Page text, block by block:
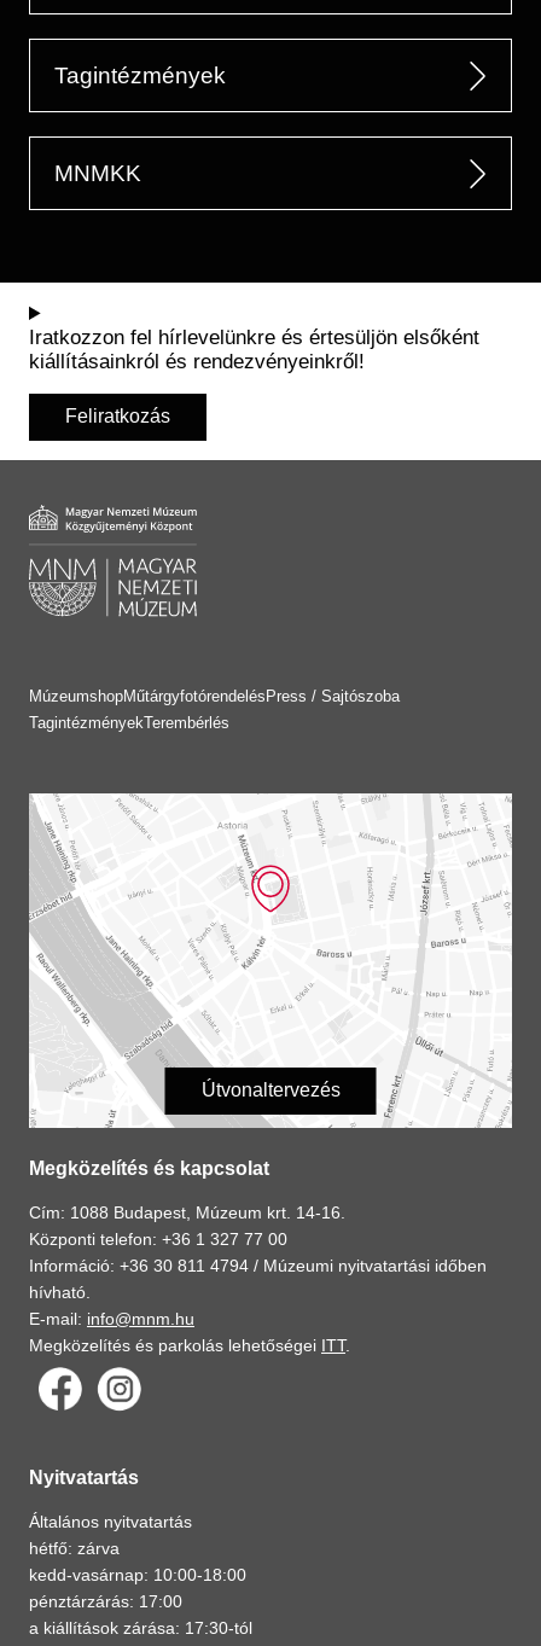
Tagintézmények
MNMKK
Iratkozzon fel hírlevelünkre és értesüljön elsőként
kiállításainkról és rendezvényeinkről!
Feliratkozás
MúzeumshopMűtárgyfotórendelés Press / Sajtószoba
TagintézményekTerembérlés
Útvonaltervezés
Megközelítés és kapcsolat
Cím: 1088 Budapest, Múzeum krt. 14-16.
Központi telefon: +36 1 327 77 00
Információ: +36 30 811 4794 / Múzeumi nyitvatartási időben
hívható.
E-mail: info@mnm.hu
Megközelítés és parkolás lehetőségei ITT.
Nyitvatartás
Általános nyitvatartás
hétfő: zárva
kedd-vasárnap: 10:00-18:00
pénztárzárás: 17:00
a kiállítások zárása: 17:30-tól